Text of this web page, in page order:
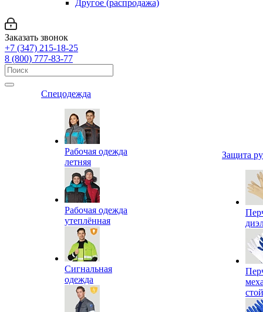
Другое (распродажа)
Заказать звонок
+7 (347) 215-18-25
8 (800) 777-83-77
Спецодежда
Рабочая одежда
летняя
Рабочая одежда
утеплённая
Сигнальная
одежда
Защита